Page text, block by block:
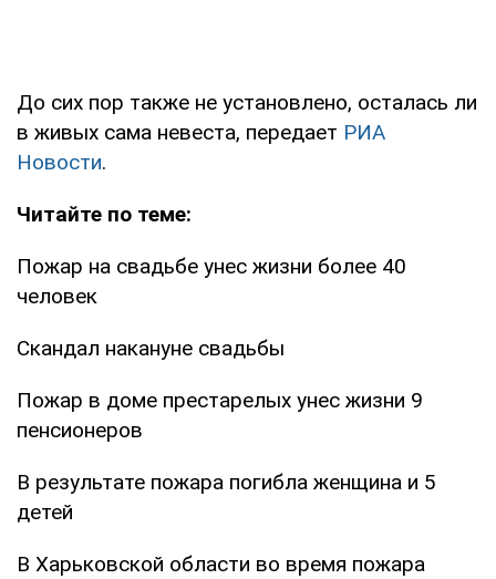
До сих пор также не установлено, осталась ли
в живых сама невеста, передает РИА
Новости.
Читайте по теме:
Пожар на свадьбе унес жизни более 40
человек
Скандал накануне свадьбы
Пожар в доме престарелых унес жизни 9
пенсионеров
В результате пожара погибла женщина и 5
детей
В Харьковской области во время пожара